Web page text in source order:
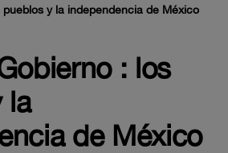
y la independencia de México
: los
la
de México